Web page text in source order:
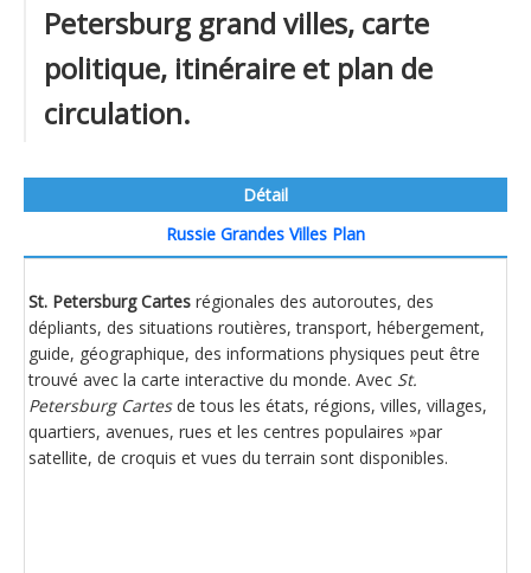
Petersburg grand villes, carte
politique, itinéraire et plan de
circulation.
Détail
Russie Grandes Villes Plan
St. Petersburg Cartes régionales des autoroutes, des
dépliants, des situations routières, transport, hébergement,
guide, géographique, des informations physiques peut être
trouvé avec la carte interactive du monde. Avec St.
Petersburg Cartesde tous les états, régions, villes, villages,
quartiers, avenues, rues et les centres populaires »par
satellite, de croquis et vues du terrain sont disponibles.